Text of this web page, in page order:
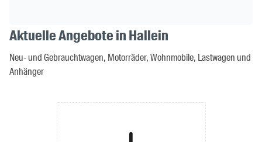
Aktuelle Angebote in Hallein
Neu- und Gebrauchtwagen, Motorräder, Wohnmobile, Lastwagen und
Anhänger